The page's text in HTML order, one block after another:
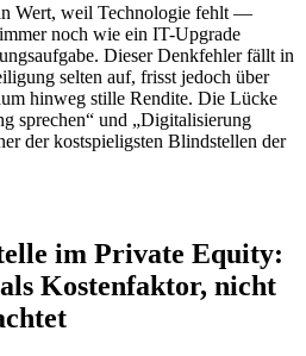
Wert, weil Technologie fehlt —
noch wie ein IT-Upgrade
Dieser Denkfehler fällt in
selten auf, frisst jedoch über
hinweg stille Rendite. Die Lücke
sprechen“ und „Digitalisierung
der kostspieligsten Blindstellen der
im Private Equity:
Kostenfaktor, nicht